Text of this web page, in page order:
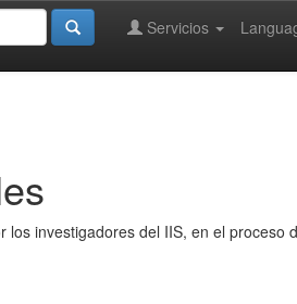
Servicios
investigadores del IIS, en el proceso